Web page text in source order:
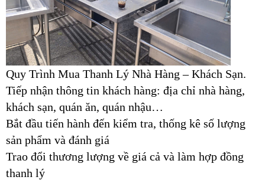
Quy Trình Mua Thanh Lý Nhà Hàng – Khách Sạn.
Tiếp nhận thông tin khách hàng: địa chỉ nhà hàng,
khách sạn, quán ăn, quán nhậu…
Bắt đầu tiến hành đến kiểm tra, thống kê số lượng
sản phẩm và đánh giá
Trao đổi thương lượng về giá cả và làm hợp đồng
thanh lý